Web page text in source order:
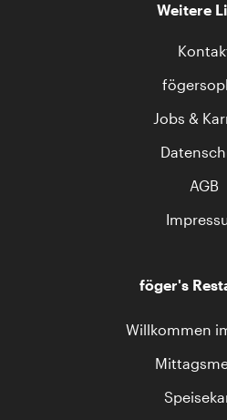
Weitere
Jobs &
AGB
föger's
Willkommen